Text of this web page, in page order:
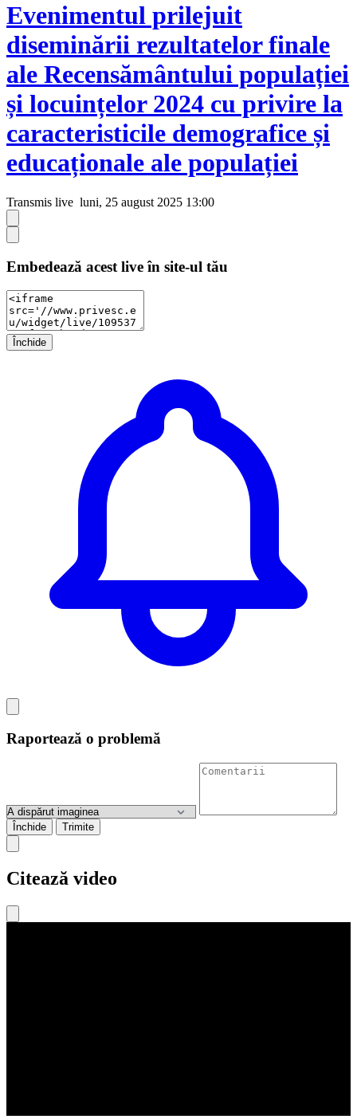
Evenimentul prilejuit
diseminării rezultatelor finale
ale Recensământului populației
și locuințelor 2024 cu privire la
caracteristicile demografice și
educaționale ale populației
Transmis live luni, 25 august 2025 13:00
Embedează acest live în site-ul tău
Închide
Raportează o problemă
Închide Trimite
Citează video